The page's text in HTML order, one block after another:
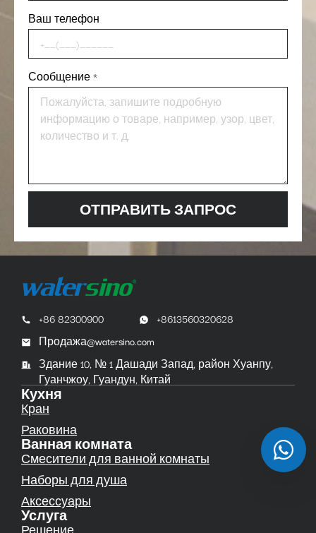
Ваш телефон
Сообщение*
ОТПРАВИТЬ ЗАПРОС
+86 82300900
+8613560320628
Продажа@watersino.com
Здание 10, № 1 Дашади Запад, район Хуанпу,
Гуанчжоу, Гуандун, Китай
Кухня
Кран
Раковина
Ванная комната
Смесители для ванной комнаты
Наборы для душа
Аксессуары
Услуга
Решение